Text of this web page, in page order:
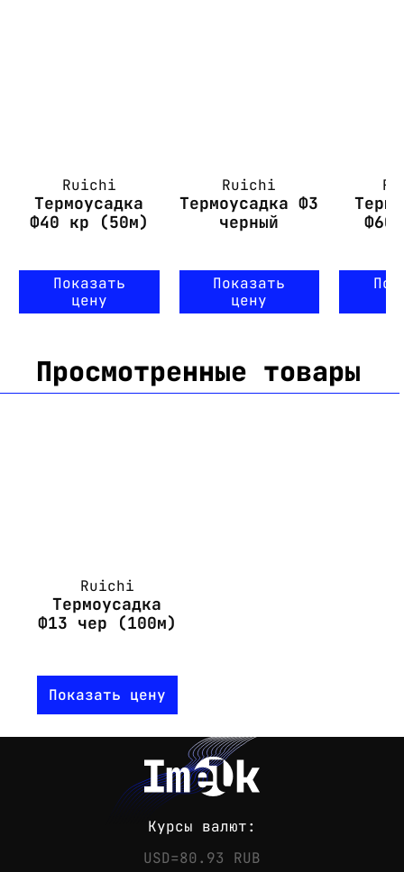
Ruichi
Термоусадка
Ф40 кр (50м)
Показать
цену
Ruichi
Термоусадка Ф3
черный
Показать
цену
Ф60
Просмотренные товары
Ruichi
Термоусадка
Ф13 чер (100м)
Показать цену
Курсы валют:
USD=80.93 RUB